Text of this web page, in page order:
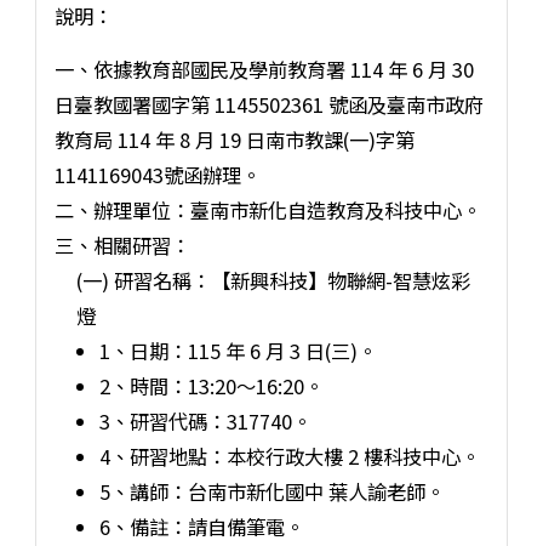
說明：
一、依據教育部國民及學前教育署 114 年 6 月 30
日臺教國署國字第 1145502361 號函及臺南市政府
教育局 114 年 8 月 19 日南市教課(一)字第
1141169043號函辦理。
二、辦理單位：臺南市新化自造教育及科技中心。
三、相關研習：
(一) 研習名稱：【新興科技】物聯網-智慧炫彩
燈
1、日期：115 年 6 月 3 日(三)。
2、時間：13:20～16:20。
3、研習代碼：317740。
4、研習地點：本校行政大樓 2 樓科技中心。
5、講師：台南市新化國中 葉人諭老師。
6、備註：請自備筆電。